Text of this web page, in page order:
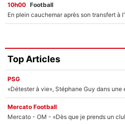
10h00 Football
Top Articles
PSG
«Détester à vie», Stéphane Guy dans une
Mercato Football